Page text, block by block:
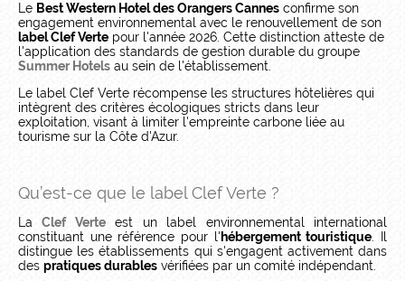
Le Best Western Hotel des Orangers Cannes confirme son
engagement environnemental avec le renouvellement de son
label Clef Verte pour l'année 2026. Cette distinction atteste de
l'application des standards de gestion durable du groupe
Summer Hotels au sein de l'établissement.
Le label Clef Verte récompense les structures hôtelières qui
intègrent des critères écologiques stricts dans leur
exploitation, visant à limiter l'empreinte carbone liée au
tourisme sur la Côte d'Azur.
Qu’est-ce que le label Clef Verte ?
LaClef Verteest un label environnemental international
constituant une référence pour l'hébergement touristique . Il
distingue les établissements qui s'engagent activement dans
des pratiques durables vérifiées par un comité indépendant.